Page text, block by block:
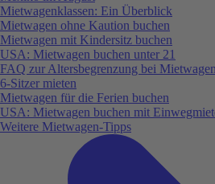
Mietwagenklassen: Ein Überblick
Mietwagen ohne Kaution buchen
Mietwagen mit Kindersitz buchen
USA: Mietwagen buchen unter 21
FAQ zur Altersbegrenzung bei Mietwagen
6-Sitzer mieten
Mietwagen für die Ferien buchen
USA: Mietwagen buchen mit
Weitere Mietwagen-Tipps